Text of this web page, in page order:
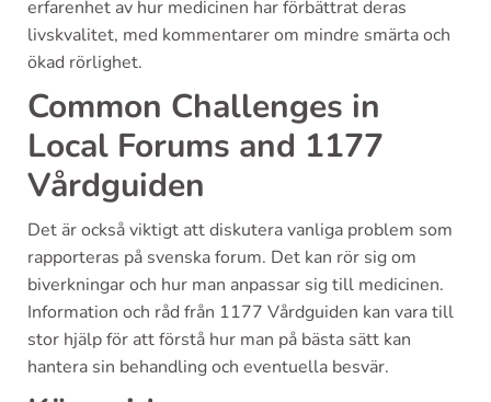
erfarenhet av hur medicinen har förbättrat deras
livskvalitet, med kommentarer om mindre smärta och
ökad rörlighet.
Common Challenges in
Local Forums and 1177
Vårdguiden
Det är också viktigt att diskutera vanliga problem som
rapporteras på svenska forum. Det kan rör sig om
biverkningar och hur man anpassar sig till medicinen.
Information och råd från 1177 Vårdguiden kan vara till
stor hjälp för att förstå hur man på bästa sätt kan
hantera sin behandling och eventuella besvär.